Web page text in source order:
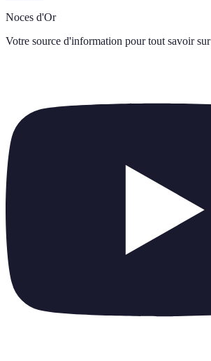
Noces d'Or
Votre source d'information pour tout savoir sur